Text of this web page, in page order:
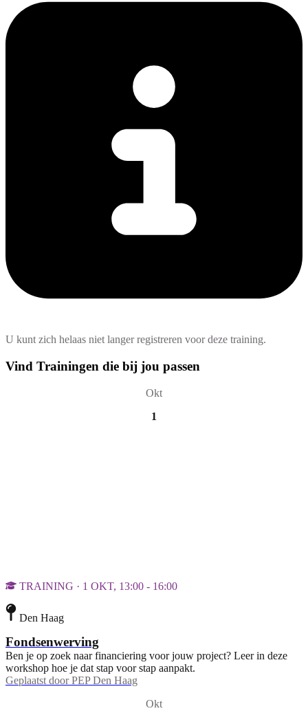
U kunt zich helaas niet langer registreren voor deze training.
Vind Trainingen die bij jou passen
Okt
1
TRAINING · 1 OKT, 13:00 - 16:00
Den Haag
Fondsenwerving
Ben je op zoek naar financiering voor jouw project? Leer in deze
workshop hoe je dat stap voor stap aanpakt.
Geplaatst door PEP Den Haag
Okt